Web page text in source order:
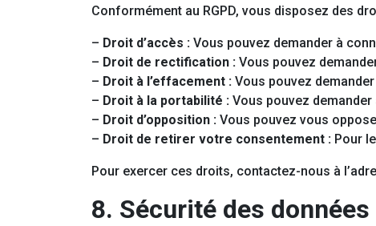
Conformément au RGPD, vous disposez des
– Droit d’accès : Vous pouvez demander à
– Droit de rectification : Vous pouvez
– Droit à l’effacement : Vous pouvez
– Droit à la portabilité : Vous pouvez
– Droit d’opposition : Vous pouvez vous
– Droit de retirer votre consentement : Pour
Pour exercer ces droits, contactez-nous à
8. Sécurité des données